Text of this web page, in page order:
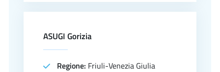
ASUGI Gorizia
Regione: Friuli-Venezia Giulia